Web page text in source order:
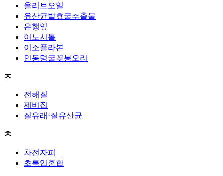
올리브오일
유산균발효굴추출물
은행잎
이노시톨
이소플라본
인동덩굴꽃봉오리
ㅈ
전해질
제비집
질유래·질유산균
ㅊ
차전자피
초록입홍합